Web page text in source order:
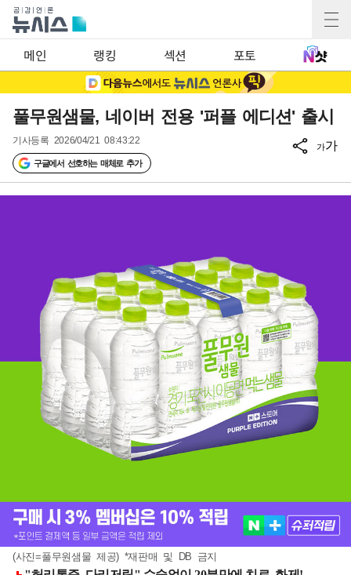
메인 랭킹 섹션 포토
풀무원샘물, 네이버 전용 '퍼플 에디션' 출시
기사등록 2026/04/21 08:43:22
구글에서 선호하는 매체로 추가
가가
(사진=풀무원샘물 제공) *재판매 및 DB 금지